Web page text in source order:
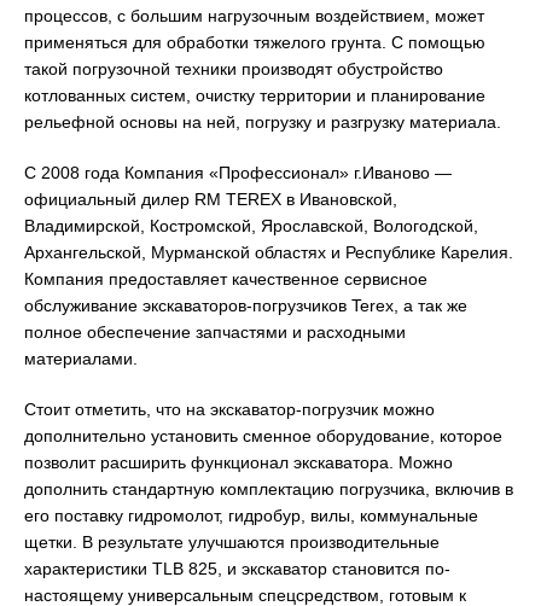
процессов, с большим нагрузочным воздействием, может
применяться для обработки тяжелого грунта. С помощью
такой погрузочной техники производят обустройство
котлованных систем, очистку территории и планирование
рельефной основы на ней, погрузку и разгрузку материала.
С 2008 года Компания «Профессионал» г.Иваново —
официальный дилер RM TEREX в Ивановской,
Владимирской, Костромской, Ярославской, Вологодской,
Архангельской, Мурманской областях и Республике Карелия.
Компания предоставляет качественное сервисное
обслуживание экскаваторов-погрузчиков Terex, а так же
полное обеспечение запчастями и расходными
материалами.
Стоит отметить, что на экскаватор-погрузчик можно
дополнительно установить сменное оборудование, которое
позволит расширить функционал экскаватора. Можно
дополнить стандартную комплектацию погрузчика, включив в
его поставку гидромолот, гидробур, вилы, коммунальные
щетки. В результате улучшаются производительные
характеристики TLB 825, и экскаватор становится по-
настоящему универсальным спецсредством, готовым к